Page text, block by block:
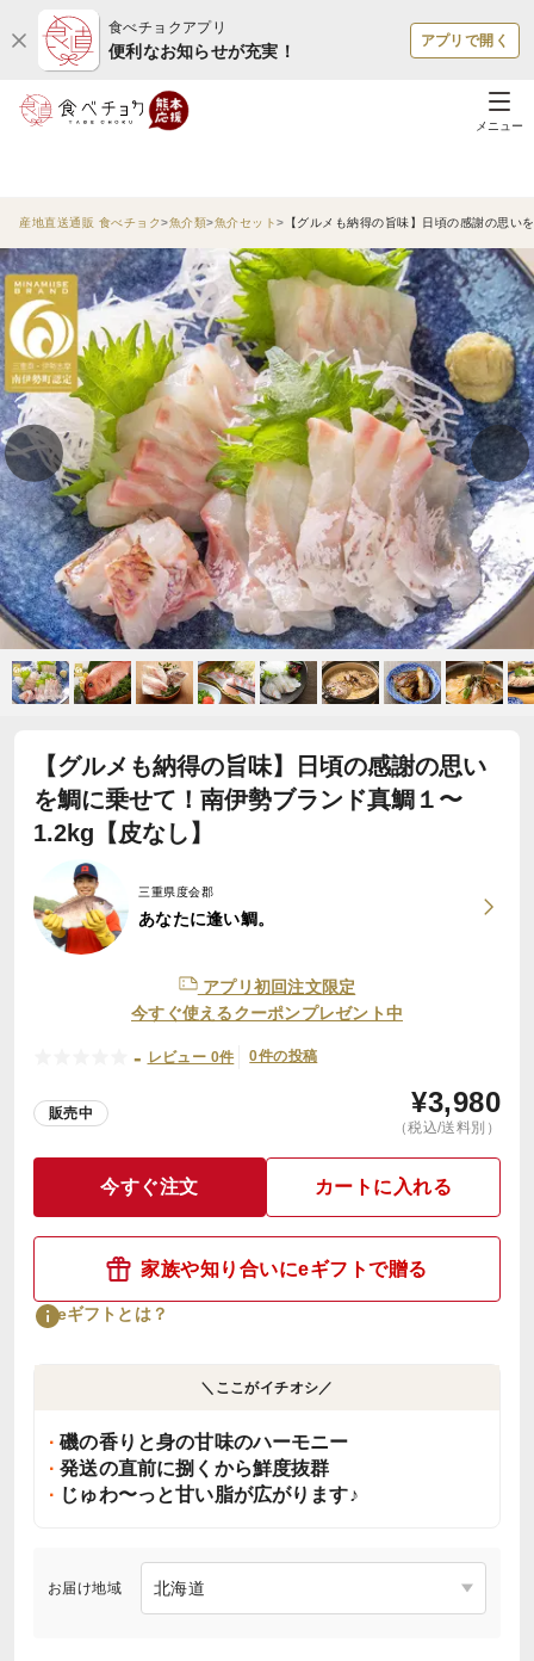
食べチョクアプリ
便利なお知らせが充実！
アプリで開く
メニュー
産地直送通販 食べチョク 魚介類 魚介セット 【グルメも納得の旨味】日頃の感謝の思
【グルメも納得の旨味】日頃の感謝の思い
を鯛に乗せて！南伊勢ブランド真鯛１〜
1.2kg【皮なし】
三重県度会郡
あなたに逢い鯛。
アプリ初回注文限定
今すぐ使えるクーポンプレゼント中
- レビュー 0件 0件の投稿
販売中 ¥3,980
（税込/送料別）
今すぐ注文 カートに入れる
家族や知り合いにeギフトで贈る
eギフトとは？
＼ここがイチオシ／
磯の香りと身の甘味のハーモニー
発送の直前に捌くから鮮度抜群
じゅわ〜っと甘い脂が広がります♪
お届け地域